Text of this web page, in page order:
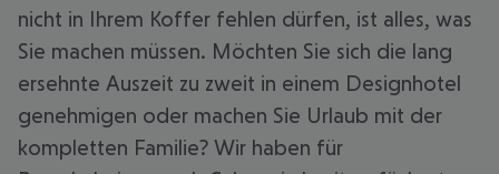
nicht in Ihrem Koffer fehlen dürfen, ist alles, was
Sie machen müssen. Möchten Sie sich die lang
ersehnte Auszeit zu zweit in einem Designhotel
genehmigen oder machen Sie Urlaub mit der
kompletten Familie? Wir haben für